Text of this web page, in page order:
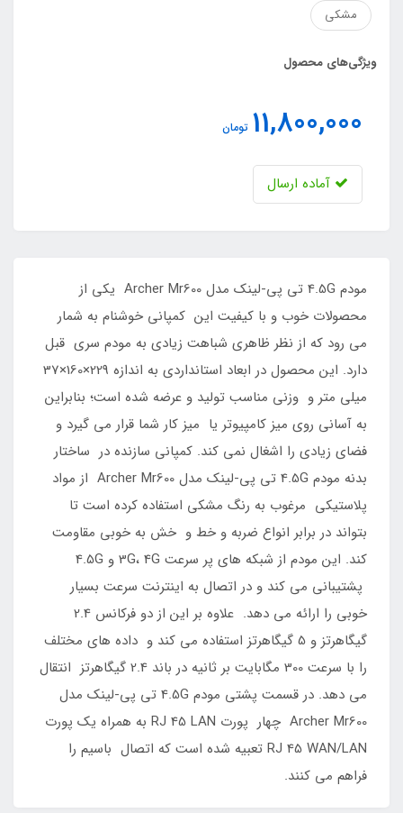
مشکی
ویژگی‌های محصول
11,800,000 تومان
آماده ارسال
مودم 4.5G تی پی-لینک مدل Archer Mr600 یکی از
محصولات خوب و با کیفیت این کمپانی خوشنام به شمار
می رود که از نظر ظاهری شباهت زیادی به مودم سری قبل
دارد. این محصول در ابعاد استانداردی به اندازه 229×160×37
میلی متر و وزنی مناسب تولید و عرضه شده است؛ بنابراین
به آسانی روی میز کامپیوتر یا میز کار شما قرار می گیرد و
فضای زیادی را اشغال نمی کند. کمپانی سازنده در ساختار
بدنه مودم 4.5G تی پی-لینک مدل Archer Mr600 از مواد
پلاستیکی مرغوب به رنگ مشکی استفاده کرده است تا
بتواند در برابر انواع ضربه و خط و خش به خوبی مقاومت
کند. این مودم از شبکه های پر سرعت 3G، 4G و 4.5G
پشتیبانی می کند و در اتصال به اینترنت سرعت بسیار
خوبی را ارائه می دهد. علاوه بر این از دو فرکانس 2.4
گیگاهرتز و 5 گیگاهرتز استفاده می کند و داده های مختلف
را با سرعت 300 مگابایت بر ثانیه در باند 2.4 گیگاهرتز انتقال
می دهد. در قسمت پشتی مودم 4.5G تی پی-لینک مدل
Archer Mr600 چهار پورت RJ 45 LAN به همراه یک پورت
RJ 45 WAN/LAN تعبیه شده است که اتصال باسیم را
فراهم می کنند.